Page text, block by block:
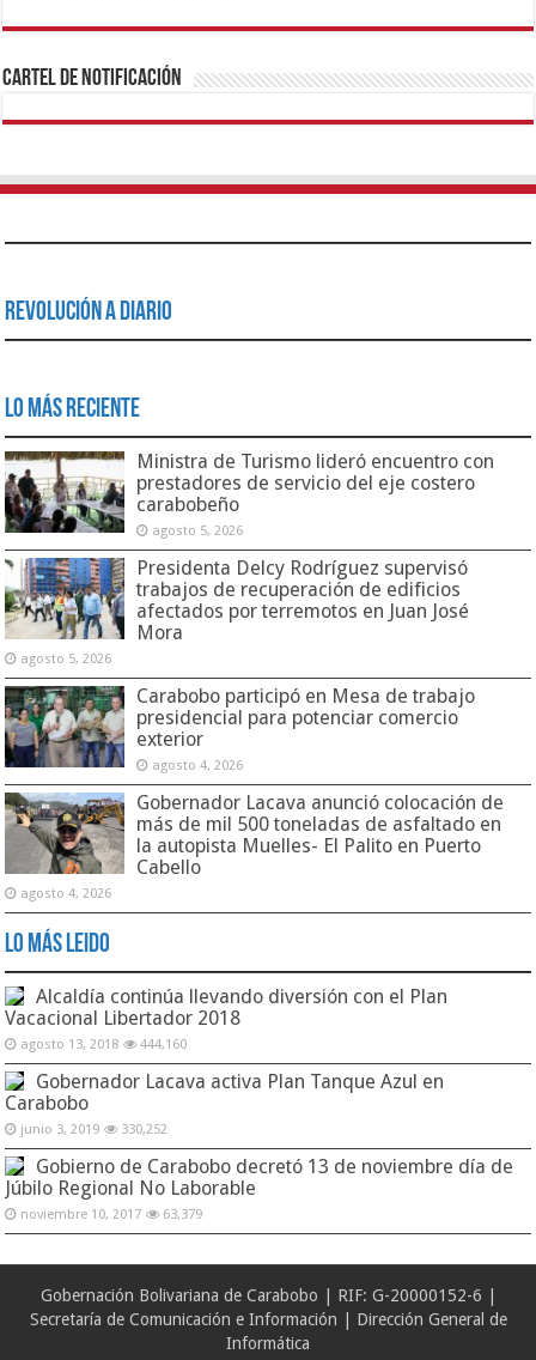
1xbetBetturkeyBetistKralbetSupertotobetTipobetMatadorbetMariobet
https://mvbcasino.com/
Cartel de Notificación
Revolución a Diario
Lo Más Reciente
Ministra de Turismo lideró encuentro con
prestadores de servicio del eje costero
carabobeño
agosto 5, 2026
Presidenta Delcy Rodríguez supervisó
trabajos de recuperación de edificios
afectados por terremotos en Juan José
Mora
agosto 5, 2026
Carabobo participó en Mesa de trabajo
presidencial para potenciar comercio
exterior
agosto 4, 2026
Gobernador Lacava anunció colocación de
más de mil 500 toneladas de asfaltado en
la autopista Muelles- El Palito en Puerto
Cabello
agosto 4, 2026
Lo Más Leido
Alcaldía continúa llevando diversión con el Plan
Vacacional Libertador 2018
agosto 13, 2018 444,160
Gobernador Lacava activa Plan Tanque Azul en
Carabobo
junio 3, 2019 330,252
Gobierno de Carabobo decretó 13 de noviembre día de
Júbilo Regional No Laborable
noviembre 10, 2017 63,379
Gobernación Bolivariana de Carabobo | RIF: G-20000152-6 |
Secretaría de Comunicación e Información | Dirección General de
Informática